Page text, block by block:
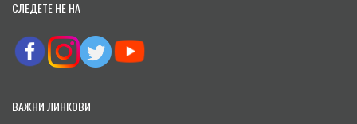
СЛЕДЕТЕ НЕ НА
ВАЖНИ ЛИНКОВИ